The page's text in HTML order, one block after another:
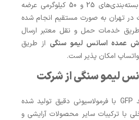
اسانس لیمو سنگی در بسته‌بندی‌های 25 و 50 کیلوگرمی عرضه
در تهران به ‌صورت مستقیم انجام شده
طریق خدمات حمل ‌و نقل معتبر ارسال
عمده اسانس لیمو سنگی از طریق
امکان پذیر است.
لیمو سنگی از شرکت
اسانس لیمو سنگی برند GFP با فرمولاسیونی دقیق تولید شده
با ترکیبات سایر محصولات آرایشی و